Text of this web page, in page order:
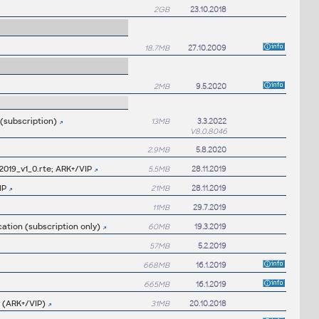
2GB 23.10.2018
18.7MB 27.10.2009
2MB 9.5.2020
(subscription)
13MB
3.3.2022
V8.0.8046
2.9MB 5.8.2020
ARK+/VIP 5.5MB 28.11.2019
21MB 28.11.2019
11MB 29.7.2019
(subscription only) 60MB 19.3.2019
57MB 5.2.2019
668MB 16.1.2019
665MB 16.1.2019
VIP) 31MB 20.10.2018